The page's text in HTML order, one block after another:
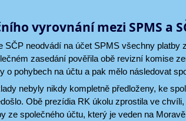
vyrovnání mezi SPMS a
SČP neodvádí na účet SPMS všechny
zasedání pověřila obě revizní komise
o pohybech na účtu a pak mělo následovat
nebyly nikdy kompletně předloženy, ke
Obě prezídia RK úkolu zprostila ve
ze společného účtu, který je veden na